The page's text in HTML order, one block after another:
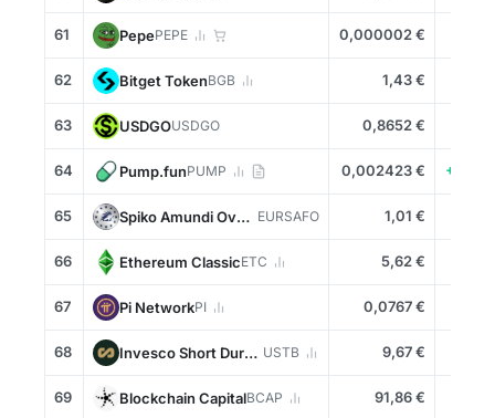
61 PepePEPE 0,000002 €
62 Bitget TokenBGB 1,43 €
63 USDGOUSDGO 0,8652 €
64 Pump.funPUMP 0,002423 €
65 Spiko Amundi Overnight Swap Fund (EUR) EURSAFO 1,01 €
66 Ethereum ClassicETC 5,62 €
67 Pi NetworkPI 0,0767 €
68 Invesco Short Duration US Government Securities Fund USTB 9,67 €
69 Blockchain CapitalBCAP 91,86 €